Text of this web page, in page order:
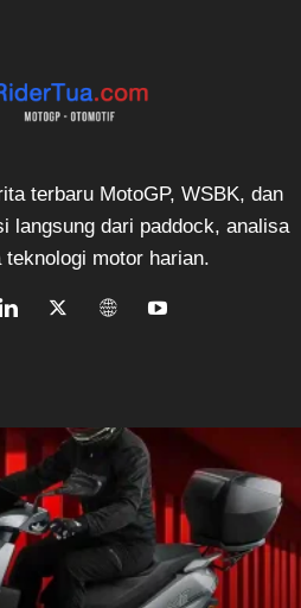
terbaru MotoGP, WSBK, dan
langsung dari paddock, analisa
teknologi motor harian.